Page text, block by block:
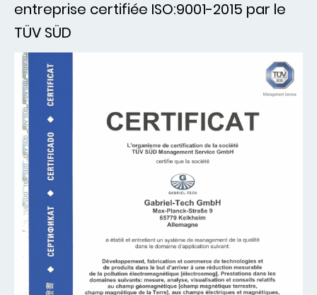
entreprise certifiée ISO:9001-2015 par le
TÜV SÜD